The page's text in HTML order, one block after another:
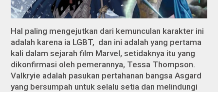
Hal paling mengejutkan dari kemunculan karakter ini
adalah karena ia LGBT, dan ini adalah yang pertama
kali dalam sejarah film Marvel, setidaknya itu yang
dikonfirmasi oleh pemerannya, Tessa Thompson.
Valkryie adalah pasukan pertahanan bangsa Asgard
yang bersumpah untuk selalu setia dan melindungi